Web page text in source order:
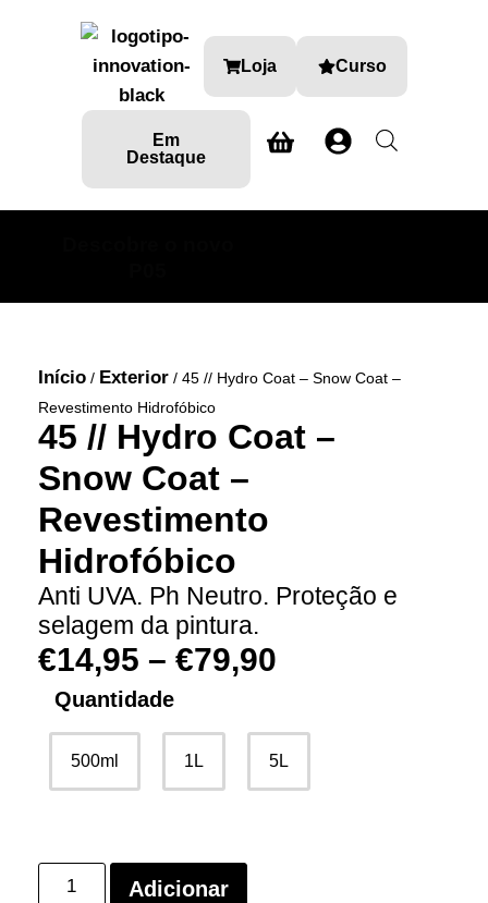
Loja Curso
Em
Destaque
Início / Exterior / 45 // Hydro Coat – Snow Coat –
Revestimento Hidrofóbico
45 // Hydro Coat –
Snow Coat –
Revestimento
Hidrofóbico
Anti UVA. Ph Neutro. Proteção e
selagem da pintura.
€14,95 – €79,90
Quantidade
500ml 1L 5L
Adicionar